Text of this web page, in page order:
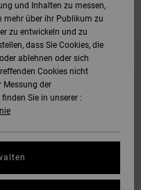
und Inhalten zu messen,
mehr über ihr Publikum zu
zu entwickeln und zu
dass Sie Cookies, die
ablehnen oder sich
Cookies nicht
Messung der
Sie in unserer :